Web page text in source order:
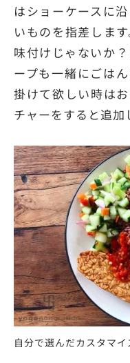
はショーケースに
いものを指差しま
味付けじゃないか
ープも一緒にごは
掛けて欲しい時は
チャーをすると追加
自分で選んだカスタマ